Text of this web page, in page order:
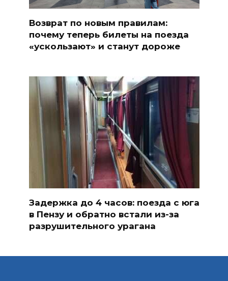
Возврат по новым правилам:
почему теперь билеты на поезда
«ускользают» и станут дороже
Задержка до 4 часов: поезда с юга
в Пензу и обратно встали из-за
разрушительного урагана